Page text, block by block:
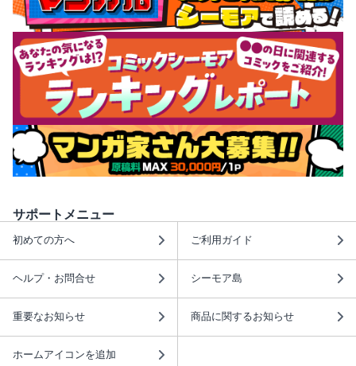
サポートメニュー
初めての方へ ご利用ガイド
ヘルプ・お問合せ シーモア島
重要なお知らせ 商品に関するお知らせ
ホームアイコンを追加